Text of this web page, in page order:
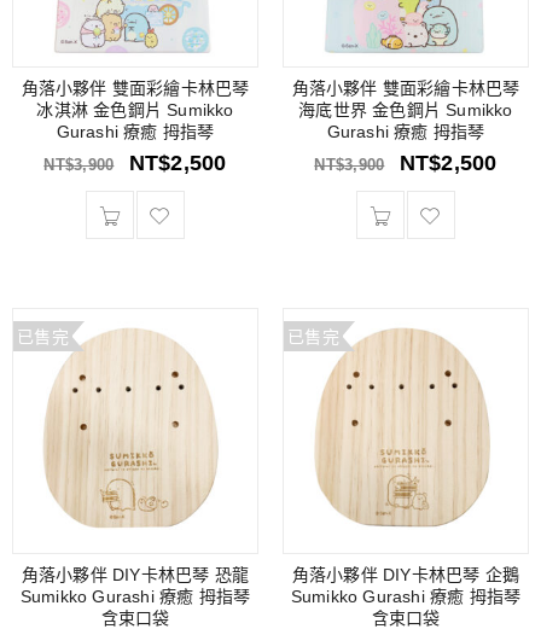
角落小夥伴 雙面彩繪卡林巴琴
冰淇淋 金色鋼片 Sumikko
Gurashi 療癒 拇指琴
NT$3,900 NT$2,500
角落小夥伴 雙面彩繪卡林巴琴
海底世界 金色鋼片 Sumikko
Gurashi 療癒 拇指琴
NT$3,900 NT$2,500
已售完
角落小夥伴 DIY卡林巴琴 恐龍
Sumikko Gurashi 療癒 拇指琴
含束口袋
已售完
角落小夥伴 DIY卡林巴琴 企鵝
Sumikko Gurashi 療癒 拇指琴
含束口袋